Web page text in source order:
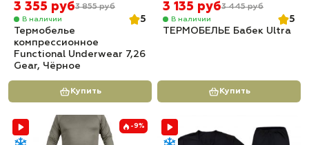
3 355 руб3 855 руб
В наличии
5
Термобелье
компрессионное
Functional Underwear 7,26
Gear, Чёрное
Купить
3 135 руб3 445 руб
В наличии
5
ТЕРМОБЕЛЬЕ Бабек Ultra
Купить
-9%